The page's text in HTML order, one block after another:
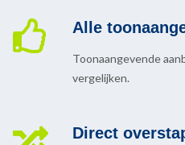
Alle
Toonaangevende
vergelijken.
Direct